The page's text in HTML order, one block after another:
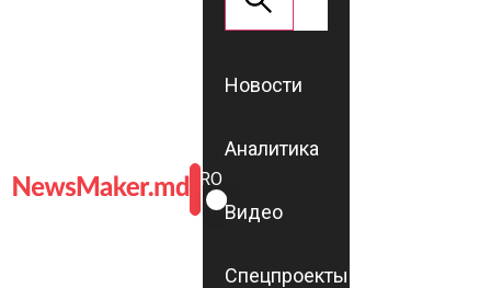
ROMÂNĂ
RU
Новости
Аналитика
Видео
Спецпроекты